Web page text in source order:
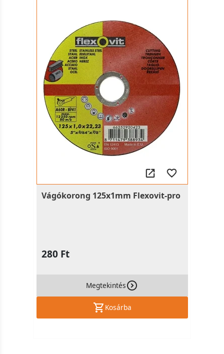
Vágókorong 125x1mm Flexovit-pro
280 Ft
Megtekintés
Kosárba